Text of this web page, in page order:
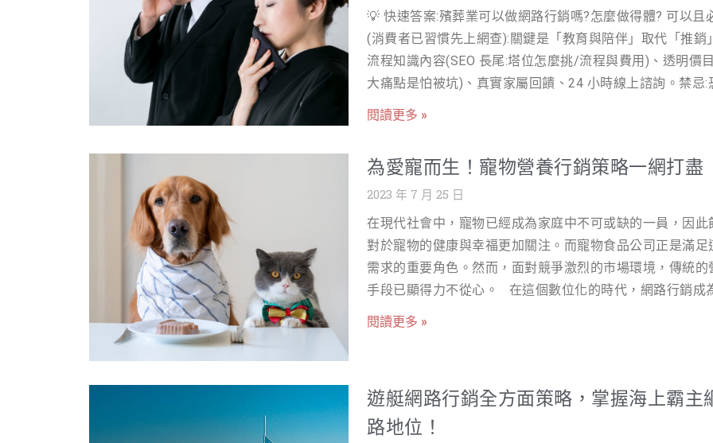
為您帶來20%-30%的銷售額成長。建議預算約為3~5萬/月(
約)。更多資訊請至:https://www.nss.com.tw/seo-
軍行銷 我們的網軍行銷服務主要是透過在社群媒體上的互
提升品牌形象和知名度。我們將在PTT, Dcard及其他與您的
功案例、回答消費者問題等。此行銷方式將有效提升您的品
10%-15%的銷售額成長。建議預算約為2~5萬/月(年約)。更
訊請至:https://www.nss.com.tw/net-army/ FB粉絲團代操
粉絲團代操服務包括管理和維護您的FB粉絲團，包括創
同時也能提高轉換率，進而提升營收。我們建議預算約5-
次，詳情可至我們的官網了解更多資訊：
https://www.nss.com.tw/websitebuilder/ SEO行銷：
銷是一種透過優化網站，使其在搜尋引擎（如Google、Bing
獲得更高排名的方式，從而提高網站的可見度，吸引更多的
關鍵字優化您的網站，提升其在搜尋引擎中的排名。透過
售機會。我們建議預算約3-5萬/月(年約)，詳情可至我們的官
了解更多資訊：https://www.nss.com.tw/seo-service/ 網
銷： 網軍行銷是一種透過在網路社區、論壇、社交媒體上
正面的評論、分享、推廣等活動，以提升品牌或產品的知名
我們將在ptt、dcard及和貴公司相關的社團進行宣傳。此種
方式能有效地增加貴公司在目標市場中的知名度和信譽度，
助您管理並經營貴公司的Facebook粉絲頁面。我們將定期發
與貴公司產品與服務相關的新聞稿，增加與粉絲的互動，提
💡 快速答案:殯葬業可以做網路行銷嗎?怎麼做得體? 可以且
(消費者已習慣先上網查):關鍵是「教育與陪伴」取代「推銷
流程知識內容(SEO 長尾:塔位怎麼挑/流程與費用)、透明價
大痛點是怕被坑)、真實家屬回饋、24 小時線上諮詢。禁忌:
行銷、過度促銷用語、在喪親社群硬廣。 在華人社會中，死
網絡推廣，到現今的網路行銷策略，殯葬業如何在尊重生命
與商業推廣之間取得平衡？本文將為您完整解析2026年殯葬
網路行銷的策略、工具與實戰技巧，幫助禮儀公司在數位時
脫穎而出。 文章目錄 •為什麼殯葬業需要網路行銷？打破傳
必要性 •殯葬業網路行銷的特殊考量：在尊嚴與商業之間取
衡 •殯葬業網路行銷的十二大核心策略 •如何選擇專業的殯葬
揭秘 •殯葬業網路行銷的成功關鍵與注意事項 •結論：擁抱數
在數位時代，消費者的行為模式已經徹底改變。根據市場調
超過70%的消費者在需要殯葬服務時，會先透過Google搜尋
群媒體尋找資訊。如果您的禮儀公司沒有在網路上建立可見
閱讀更多 »
為愛寵而生！寵物營養行銷策略一網打盡
2023 年 7 月 25 日
在現代社會中，寵物已經成為家庭中不可或缺的一員，因此
對於寵物的健康與幸福更加關注。而寵物食品公司正是滿足
需求的重要角色。然而，面對競爭激烈的市場環境，傳統的
手段已顯得力不從心。 在這個數位化的時代，網路行銷成
展示企業實力、擴展市場的絕佳途徑。透過運用社群媒體、
供專業的解決方案。 以下戰國策會分別簡述每種網路行銷
的用途，規劃出年度網路行銷方案。請注意，由於這是一個
閱讀更多 »
遊艇網路行銷全方面策略，掌握海上霸主
路地位！